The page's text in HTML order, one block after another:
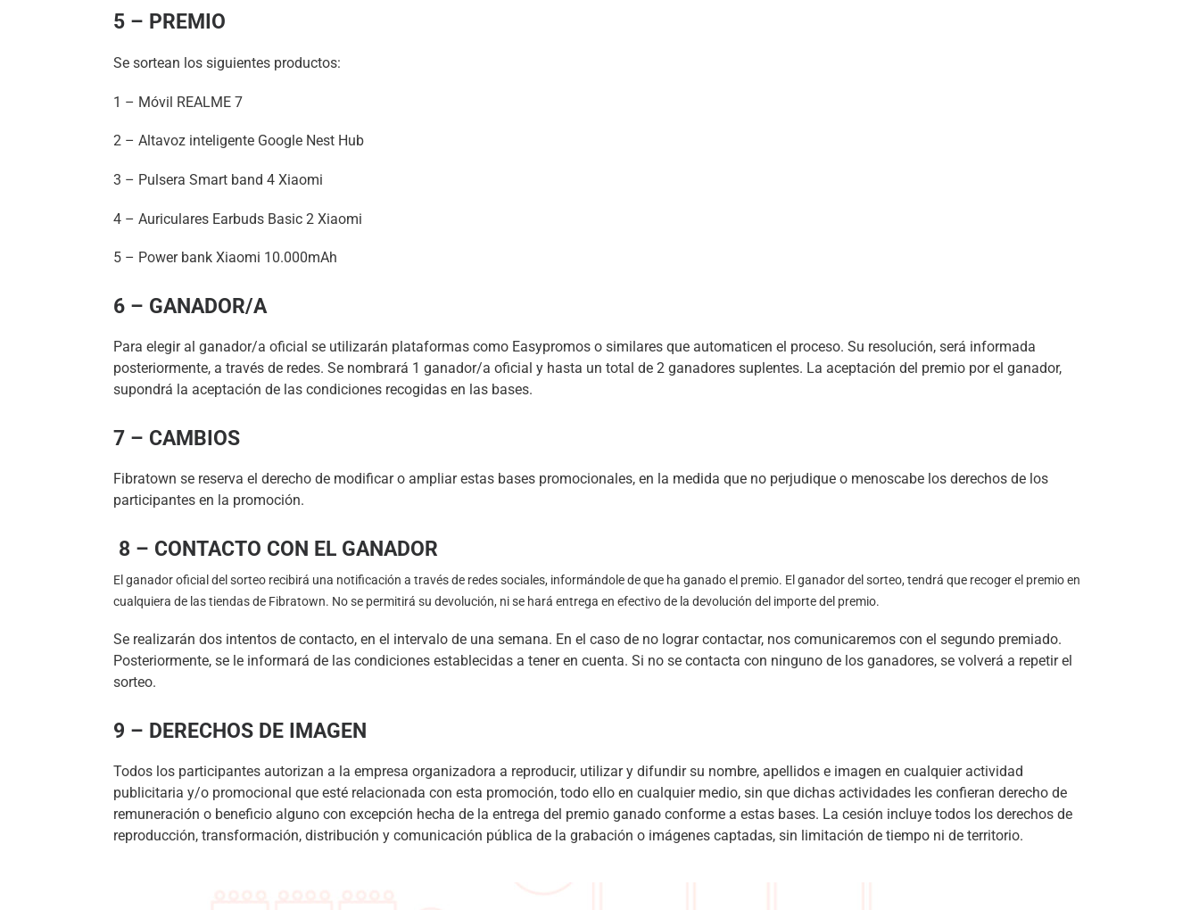
5 – PREMIO
Se sortean los siguientes productos:
1 – Móvil REALME 7
2 – Altavoz inteligente Google Nest Hub
3 – Pulsera Smart band 4 Xiaomi
4 – Auriculares Earbuds Basic 2 Xiaomi
5 – Power bank Xiaomi 10.000mAh
6 – GANADOR/A
Para elegir al ganador/a oficial se utilizarán plataformas como Easypromos o similares que automaticen el proceso. Su resolución, será informada
posteriormente, a través de redes. Se nombrará 1 ganador/a oficial y hasta un total de 2 ganadores suplentes. La aceptación del premio por el ganador,
supondrá la aceptación de las condiciones recogidas en las bases.
7 – CAMBIOS
Fibratown se reserva el derecho de modificar o ampliar estas bases promocionales, en la medida que no perjudique o menoscabe los derechos de los
participantes en la promoción.
8 – CONTACTO CON EL GANADOR
El ganador oficial del sorteo recibirá una notificación a través de redes sociales, informándole de que ha ganado el premio. El ganador del sorteo, tendrá que recoger el premio en
cualquiera de las tiendas de Fibratown. No se permitirá su devolución, ni se hará entrega en efectivo de la devolución del importe del premio.
Se realizarán dos intentos de contacto, en el intervalo de una semana. En el caso de no lograr contactar, nos comunicaremos con el segundo premiado.
Posteriormente, se le informará de las condiciones establecidas a tener en cuenta. Si no se contacta con ninguno de los ganadores, se volverá a repetir el
sorteo.
9 – DERECHOS DE IMAGEN
Todos los participantes autorizan a la empresa organizadora a reproducir, utilizar y difundir su nombre, apellidos e imagen en cualquier actividad
publicitaria y/o promocional que esté relacionada con esta promoción, todo ello en cualquier medio, sin que dichas actividades les confieran derecho de
remuneración o beneficio alguno con excepción hecha de la entrega del premio ganado conforme a estas bases. La cesión incluye todos los derechos de
reproducción, transformación, distribución y comunicación pública de la grabación o imágenes captadas, sin limitación de tiempo ni de territorio.